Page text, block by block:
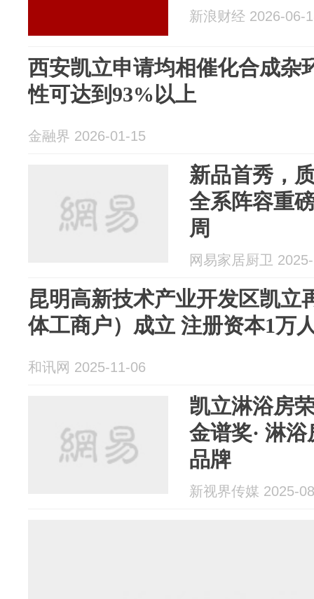
新浪财经 2026-06-
西安凯立申请均相催化合成杂
性可达到93%以上
金融界 2026-01-15
新品首秀，
全系阵容重
周
网易家居厨卫
昆明高新技术产业开发区凯立
体工商户）成立 注册资本1万
和讯网 2025-11-06
凯立淋浴房
金谱奖· 淋
品牌
新视界传媒 2025-